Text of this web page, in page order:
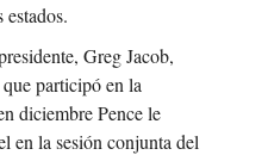
estados.
Greg Jacob,
participó en la
diciembre Pence le
en la sesión conjunta del